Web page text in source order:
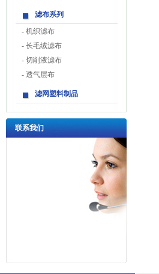
滤布系列
- 机织滤布
- 长毛绒滤布
- 切削液滤布
- 透气层布
滤网塑料制品
联系我们